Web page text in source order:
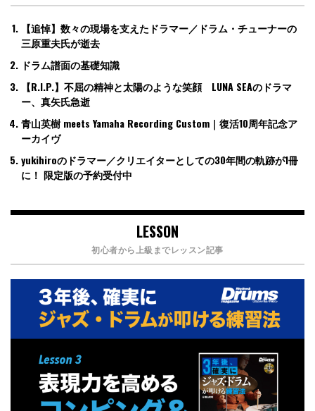
【追悼】数々の現場を支えたドラマー／ドラム・チューナーの
三原重夫氏が逝去
ドラム譜面の基礎知識
【R.I.P.】不屈の精神と太陽のような笑顔 LUNA SEAのドラマ
ー、真矢氏急逝
青山英樹 meets Yamaha Recording Custom｜復活10周年記念ア
ーカイヴ
yukihiroのドラマー／クリエイターとしての30年間の軌跡が1冊
に！ 限定版の予約受付中
LESSON
初心者から上級までレッスン記事